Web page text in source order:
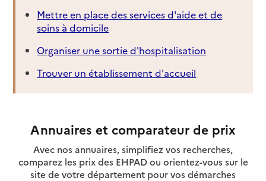
Mettre en place des services d'aide et de
soins à domicile
Organiser une sortie d'hospitalisation
Trouver un établissement d'accueil
Annuaires et comparateur de prix
Avec nos annuaires, simplifiez vos recherches,
comparez les prix des EHPAD ou orientez-vous sur le
site de votre département pour vos démarches